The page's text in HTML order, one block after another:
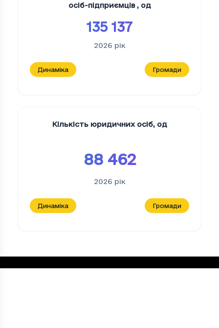
осіб-підприємців , од
135 137
2026 рік
Динаміка Громади
Кількість юридичних осіб, од
88 462
2026 рік
Динаміка Громади